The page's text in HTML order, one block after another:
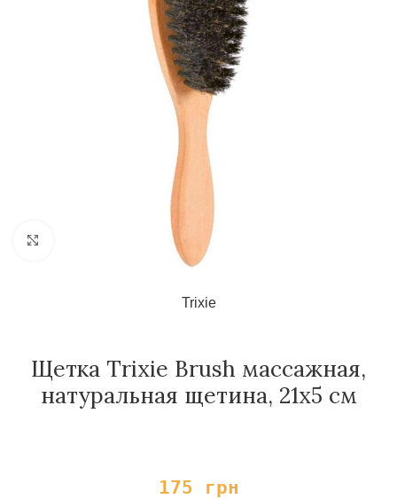
Нажмите, чтобы увеличить
Trixie
Щетка Trixie Brush массажная,
натуральная щетина, 21х5 см
175 грн